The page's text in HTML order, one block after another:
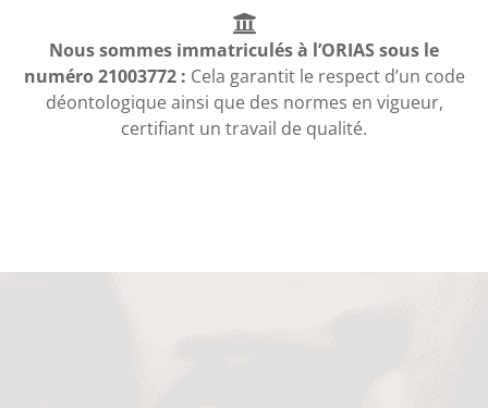
Nous sommes immatriculés à l’ORIAS sous le
numéro 21003772 : Cela garantit le respect d’un code
déontologique ainsi que des normes en vigueur,
certifiant un travail de qualité.